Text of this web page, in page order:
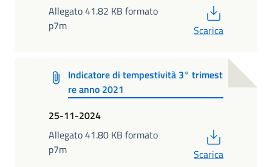
Allegato 41.82 KB formato
p7m
Scarica
Indicatore di tempestività 3° trimest
re anno 2021
25-11-2024
Allegato 41.80 KB formato
p7m
Scarica